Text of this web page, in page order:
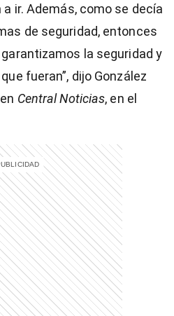
ir. Además, como se decía
de seguridad, entonces
la seguridad y
fueran”, dijo González
Central Noticias, en el